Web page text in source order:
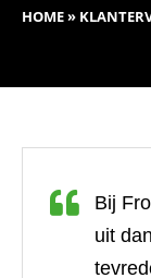
HOME»
Bij
uit